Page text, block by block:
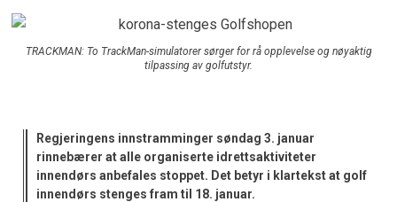
TRACKMAN: To TrackMan-simulatorer sørger for rå opplevelse og nøyaktig
tilpassing av golfutstyr.
Regjeringens innstramminger søndag 3. januar
rinnebærer at alle organiserte idrettsaktiviteter
innendørs anbefales stoppet. Det betyr i klartekst at golf
innendørs stenges fram til 18. januar.